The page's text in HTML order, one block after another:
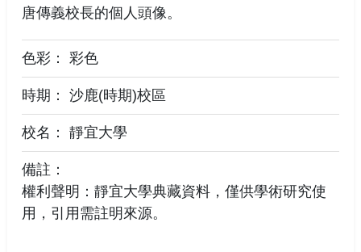
唐傳義校長的個人頭像。
色彩： 彩色
時期： 沙鹿(時期)校區
校名： 靜宜大學
備註：
權利聲明：靜宜大學典藏資料，僅供學術研究使
用，引用需註明來源。